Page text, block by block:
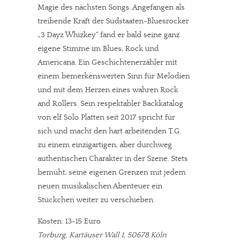
Magie des nächsten Songs. Angefangen als
treibende Kraft der Südstaaten-Bluesrocker
„3 Dayz Whizkey“ fand er bald seine ganz
eigene Stimme im Blues, Rock und
Americana. Ein Geschichtenerzähler mit
einem bemerkenswerten Sinn für Melodien
und mit dem Herzen eines wahren Rock
and Rollers. Sein respektabler Backkatalog
von elf Solo Platten seit 2017 spricht für
sich und macht den hart arbeitenden T.G.
zu einem einzigartigen, aber durchweg
authentischen Charakter in der Szene. Stets
bemüht, seine eigenen Grenzen mit jedem
neuen musikalischen Abenteuer ein
Stückchen weiter zu verschieben.
Kosten: 13-15 Euro
Torburg, Kartäuser Wall 1, 50678 Köln